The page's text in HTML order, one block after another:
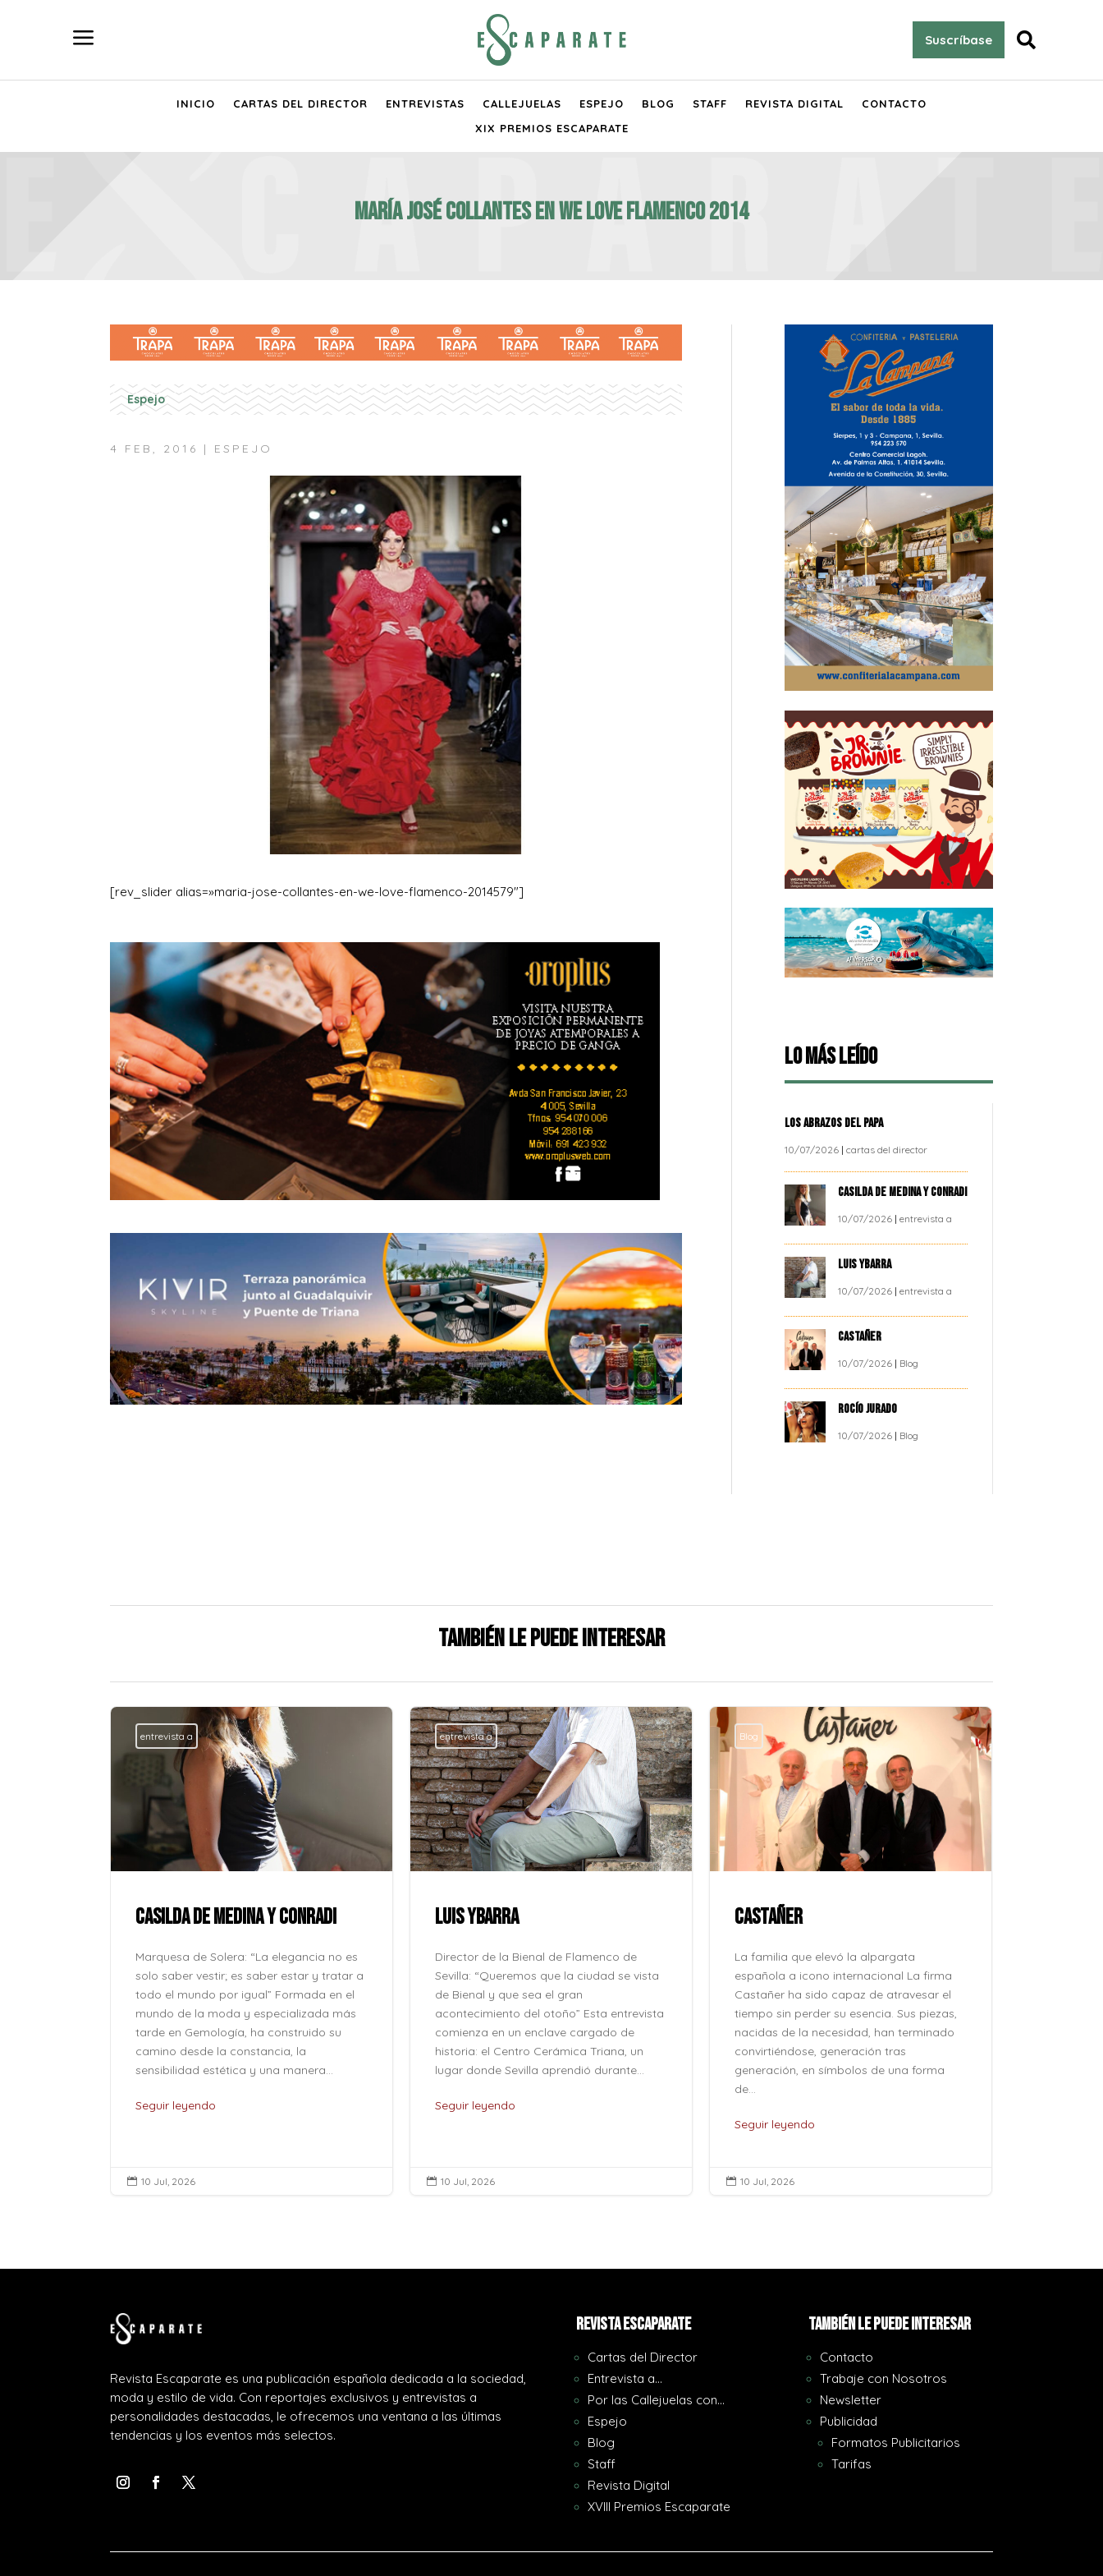
a Suscríbase 
INICIO CARTAS DEL DIRECTOR ENTREVISTAS CALLEJUELAS ESPEJO BLOG STAFF REVISTA DIGITAL
CONTACTO
XIX PREMIOS ESCAPARATE
María José Collantes en We Love Flamenco 2014
Espejo
4 FEB, 2016 | ESPEJO
[rev_slider alias=»maria-jose-collantes-en-we-love-flamenco-2014579″]
Lo más leído
LOS ABRAZOS DEL PAPA
10/07/2026 |cartas del director
CASILDA DE MEDINA Y CONRADI
10/07/2026 |entrevista a
LUIS YBARRA
10/07/2026 |entrevista a
CASTAÑER
10/07/2026 | Blog
ROCÍO JURADO
10/07/2026 | Blog
También le puede interesar
entrevista a
CASILDA DE MEDINA Y CONRADI
Marquesa de Solera: “La elegancia no es
solo saber vestir; es saber estar y tratar a
todo el mundo por igual” Formada en el
mundo de la moda y especializada más
tarde en Gemología, ha construido su
camino desde la constancia, la
sensibilidad estética y una manera...
Seguir leyendo
 10 Jul, 2026
entrevista a
LUIS YBARRA
Director de la Bienal de Flamenco de
Sevilla: “Queremos que la ciudad se vista
de Bienal y que sea el gran
acontecimiento del otoño” Esta entrevista
comienza en un enclave cargado de
historia: el Centro Cerámica Triana, un
lugar donde Sevilla aprendió durante...
Seguir leyendo
 10 Jul, 2026
Blog
CASTAÑER
La familia que elevó la alpargata
española a icono internacional La firma
Castañer ha sido capaz de atravesar el
tiempo sin perder su esencia. Sus piezas,
nacidas de la necesidad, han terminado
convirtiéndose, generación tras
generación, en símbolos de una forma
de...
Seguir leyendo
 10 Jul, 2026
Revista Escaparate es una publicación española dedicada a la sociedad,
moda y estilo de vida. Con reportajes exclusivos y entrevistas a
personalidades destacadas, le ofrecemos una ventana a las últimas
tendencias y los eventos más selectos.
REVISTA ESCAPARATE
Cartas del Director
Entrevista a…
Por las Callejuelas con…
Espejo
Blog
Staff
Revista Digital
XVIII Premios Escaparate
También le puede interesar
Contacto
Trabaje con Nosotros
Newsletter
Publicidad
Formatos Publicitarios
Tarifas